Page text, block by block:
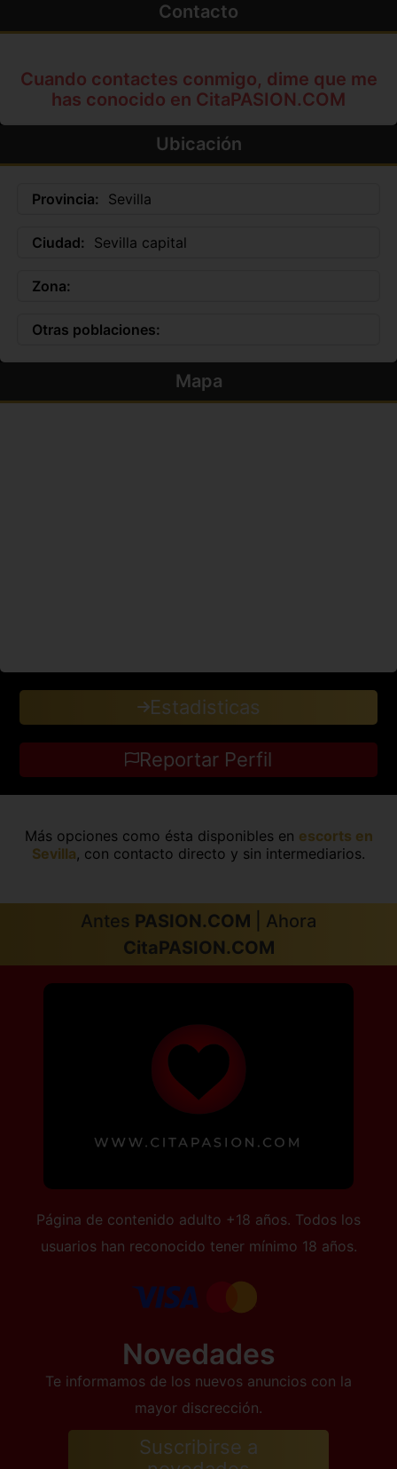
Contacto
Cuando contactes conmigo, dime que me
has conocido en CitaPASION.COM
Ubicación
Provincia: Sevilla
Ciudad: Sevilla capital
Zona:
Otras poblaciones:
Mapa
Estadisticas
Reportar Perfil
Más opciones como ésta disponibles en escorts en
Sevilla, con contacto directo y sin intermediarios.
Antes PASION.COM | Ahora
CitaPASION.COM
Página de contenido adulto +18 años. Todos los
usuarios han reconocido tener mínimo 18 años.
Novedades
Te informamos de los nuevos anuncios con la
mayor discrección.
Suscribirse a